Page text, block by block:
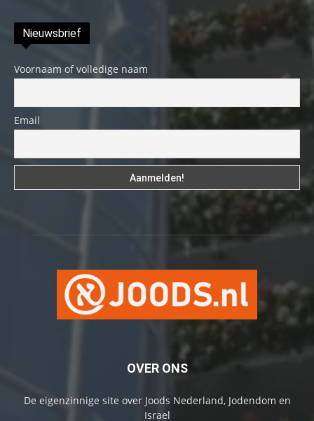
Nieuwsbrief
Voornaam of volledige naam
Email
OVER ONS
De eigenzinnige site over Joods Nederland, Jodendom en
Israel